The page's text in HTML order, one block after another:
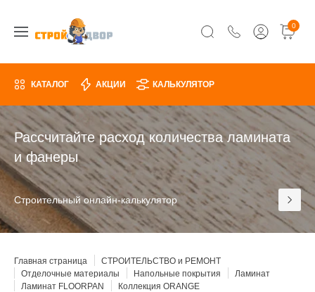
0
КАТАЛОГ АКЦИИ КАЛЬКУЛЯТОР
Рассчитайте расход количества ламината
и фанеры
Строительный онлайн-калькулятор
Главная страница
СТРОИТЕЛЬСТВО и РЕМОНТ
Отделочные материалы
Напольные покрытия
Ламинат
Ламинат FLOORPAN
Коллекция ORANGE